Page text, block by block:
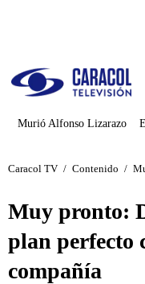
Murió Alfonso Lizarazo
Caracol TV / Contenido /
Muy pronto:
plan perfecto
compañía